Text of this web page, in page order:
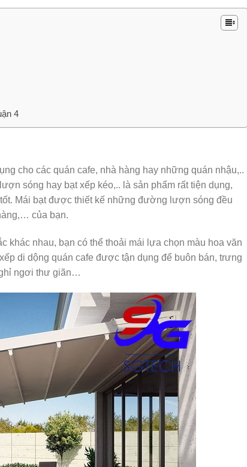
4
cho các quán cafe, nhà hàng hay những quán nhậu,..
sóng hay bạt xếp kéo,.. là sản phẩm rất tiện dụng,
Mái bạt được thiết kế những đường lượn sóng đều
của bạn.
khác nhau, bạn có thể thoải mái lựa chọn màu hoa văn
di dộng quán cafe được tận dụng để buôn bán, trưng
ngơi thư giãn…